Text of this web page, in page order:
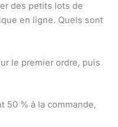
des petits lots de
en ligne. Quels sont
le premier ordre, puis
50 % à la commande,